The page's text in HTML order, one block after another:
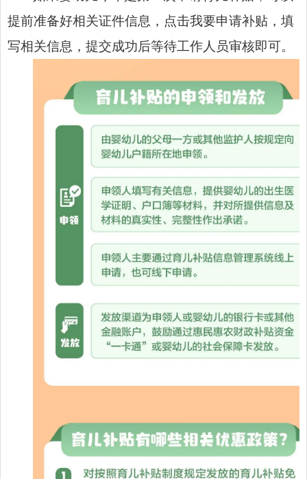
提前准备好相关证件信息，点击我要申请补贴，填
写相关信息，提交成功后等待工作人员审核即可。